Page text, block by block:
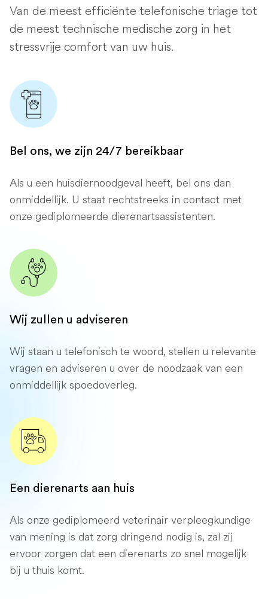
Van de meest efficiënte telefonische triage tot
de meest technische medische zorg in het
stressvrije comfort van uw huis.
Bel ons, we zijn 24/7 bereikbaar
Als u een huisdiernoodgeval heeft, bel ons dan
onmiddellijk. U staat rechtstreeks in contact met
onze gediplomeerde dierenartsassistenten.
Wij zullen u adviseren
Wij staan ​​u telefonisch te woord, stellen u relevante
vragen en adviseren u over de noodzaak van een
onmiddellijk spoedoverleg.
Een dierenarts aan huis
Als onze gediplomeerd veterinair verpleegkundige
van mening is dat zorg dringend nodig is, zal zij
ervoor zorgen dat een dierenarts zo snel mogelijk
bij u thuis komt.